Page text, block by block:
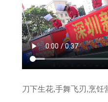
刀下生花,手舞飞刃,烹饪